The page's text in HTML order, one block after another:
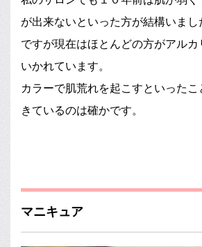
が出来ないといった方が結構いまし
ですが現在はほとんどの方がアルカ
いかれています。
カラーで肌荒れを起こすといったこ
きているのは確かです。
マニキュア